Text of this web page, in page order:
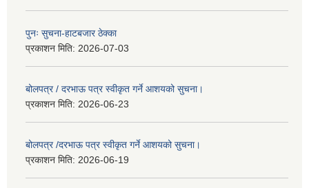
पुनः सुचना-हाटबजार ठेक्का
प्रकाशन मिति: 2026-07-03
बोलपत्र / दरभाऊ पत्र स्वीकृत गर्ने आशयको सुचना।
प्रकाशन मिति: 2026-06-23
बोलपत्र /दरभाऊ पत्र स्वीकृत गर्ने आशयको सुचना।
प्रकाशन मिति: 2026-06-19